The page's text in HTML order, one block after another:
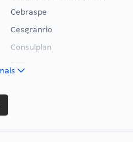
Cebraspe
Cesgranrio
Consulplan